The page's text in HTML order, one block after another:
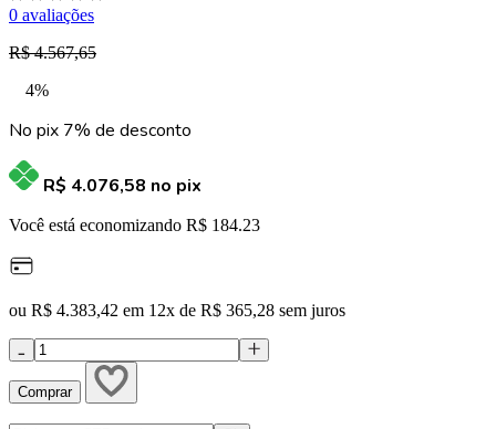
0 avaliações
R$ 4.567,65
4%
No pix 7% de desconto
R$ 4.076,58 no pix
Você está economizando R$ 184.23
ou R$ 4.383,42 em 12x de R$ 365,28 sem juros
Comprar